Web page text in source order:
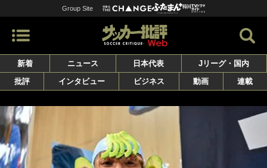
Group Site
新着 ニュース 日本代表
Jリーグ・国内
批評
インタビュー ビジネス 動画 連載